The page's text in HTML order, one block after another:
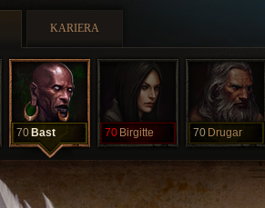
KARIERA
70 Bast 70 Birgitte 70 Drugar